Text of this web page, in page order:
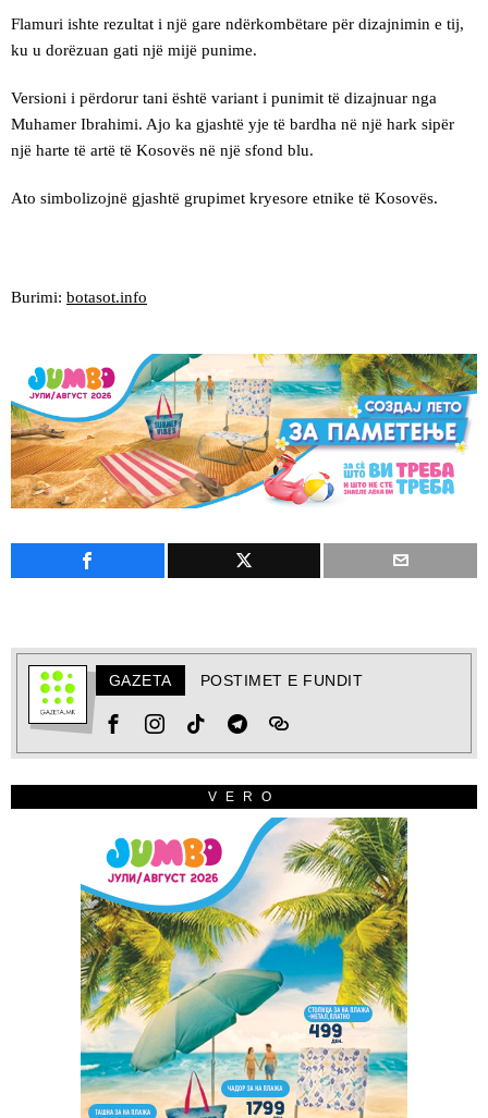
Flamuri ishte rezultat i një gare ndërkombëtare për dizajnimin e tij,
ku u dorëzuan gati një mijë punime.
Versioni i përdorur tani është variant i punimit të dizajnuar nga
Muhamer Ibrahimi. Ajo ka gjashtë yje të bardha në një hark sipër
një harte të artë të Kosovës në një sfond blu.
Ato simbolizojnë gjashtë grupimet kryesore etnike të Kosovës.
Burimi: botasot.info
GAZETA POSTIMET E FUNDIT
VERO